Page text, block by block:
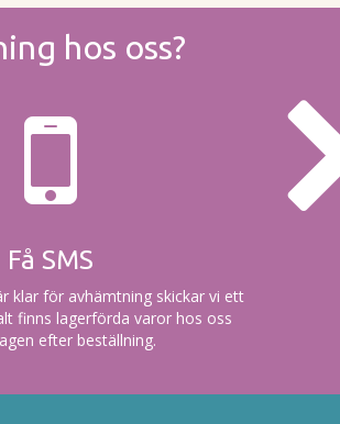
hos oss?
Få SMS
klar för avhämtning skickar vi ett
finns lagerförda varor hos oss
efter beställning.